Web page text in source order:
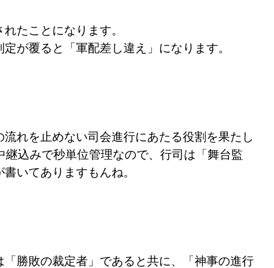
たことになります。
が覆ると「軍配差し違え」になります。
れを止めない司会進行にあたる役割を果たし
込みで秒単位管理なので、行司は「舞台監
いてありますもんね。
勝敗の裁定者」であると共に、「神事の進行